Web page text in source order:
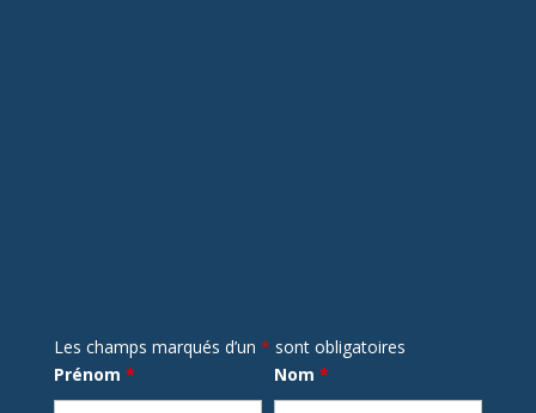
Les champs marqués d’un * sont obligatoires
Prénom * Nom *